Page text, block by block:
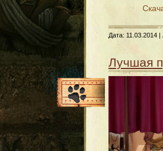
Дата: 11.03.2014 |
Лучшая